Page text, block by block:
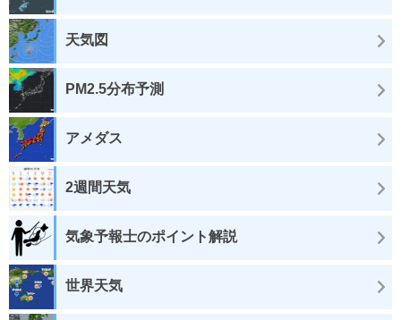
天気図
PM2.5分布予測
アメダス
2週間天気
気象予報士のポイント解説
世界天気